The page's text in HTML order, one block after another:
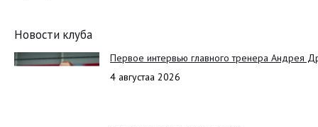
Новости клуба
Первое интервью главного тренера Андрея
4 августаа 2026